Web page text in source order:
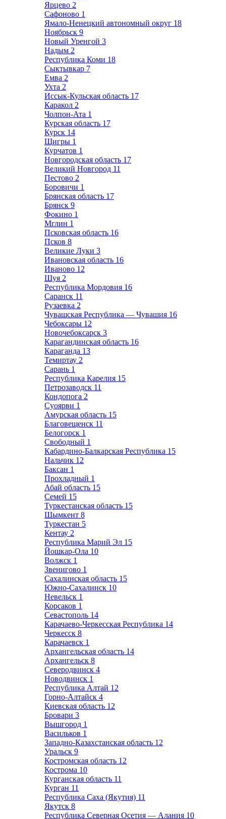
Ярцево 2
Сафоново 1
Ямало-Ненецкий автономный округ 18
Ноябрьск 9
Новый Уренгой 3
Надым 2
Республика Коми 18
Сыктывкар 7
Емва 2
Ухта 2
Иссык-Кульская область 17
Каракол 2
Чолпон-Ата 1
Курская область 17
Курск 14
Щигры 1
Курчатов 1
Новгородская область 17
Великий Новгород 11
Пестово 2
Боровичи 1
Брянская область 17
Брянск 9
Фокино 1
Мглин 1
Псковская область 16
Псков 8
Великие Луки 3
Ивановская область 16
Иваново 12
Шуя 2
Республика Мордовия 16
Саранск 11
Рузаевка 2
Чувашская Республика — Чувашия 16
Чебоксары 12
Новочебоксарск 3
Карагандинская область 16
Караганда 13
Темиртау 2
Сарань 1
Республика Карелия 15
Петрозаводск 11
Кондопога 2
Суоярви 1
Амурская область 15
Благовещенск 11
Белогорск 1
Свободный 1
Кабардино-Балкарская Республика 15
Нальчик 12
Баксан 1
Прохладный 1
Абай область 15
Семей 15
Туркестанская область 15
Шымкент 8
Туркестан 5
Кентау 2
Республика Марий Эл 15
Йошкар-Ола 10
Волжск 1
Звенигово 1
Сахалинская область 15
Южно-Сахалинск 10
Невельск 1
Корсаков 1
Севастополь 14
Карачаево-Черкесская Республика 14
Черкесск 8
Карачаевск 1
Архангельская область 14
Архангельск 8
Северодвинск 4
Новодвинск 1
Республика Алтай 12
Горно-Алтайск 4
Киевская область 12
Бровари 3
Вышгород 1
Васильков 1
Западно-Казахстанская область 12
Уральск 9
Костромская область 12
Кострома 10
Курганская область 11
Курган 11
Республика Саха (Якутия) 11
Якутск 8
Республика Северная Осетия — Алания 10